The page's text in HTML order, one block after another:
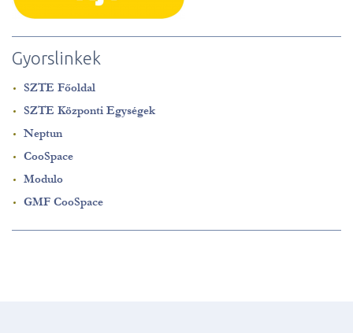
Gyorslinkek
SZTE Főoldal
SZTE Központi Egységek
Neptun
CooSpace
Modulo
GMF CooSpace